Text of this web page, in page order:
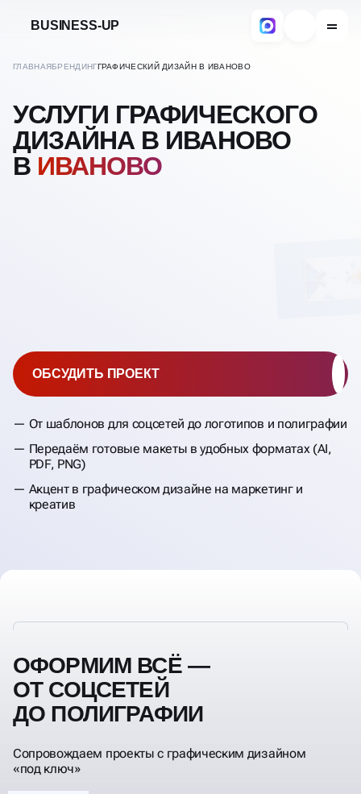
BUSINESS-UP
ГЛАВНАЯБРЕНДИНГГРАФИЧЕСКИЙ ДИЗАЙН В ИВАНОВО
УСЛУГИ ГРАФИЧЕСКОГО
ДИЗАЙНА В ИВАНОВО
В ИВАНОВО
От шаблонов для соцсетей до логотипов и полиграфии
Передаём готовые макеты в удобных форматах (AI,
PDF, PNG)
Акцент в графическом дизайне на маркетинг и
креатив
ОБСУДИТЬ ПРОЕКТ
ОФОРМИМ ВСЁ —
ОТ СОЦСЕТЕЙ
ДО ПОЛИГРАФИИ
Сопровождаем проекты с графическим дизайном
«под ключ»